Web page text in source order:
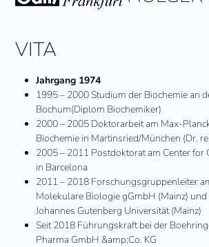
VITA
Jahrgang 1974
1995 – 2000 Studium der Biochemie an
Bochum(Diplom Biochemiker)
2000 – 2005 Doktorarbeit am Max-
Biochemie in Martinsried/München (Dr.
2005 – 2011 Postdoktorat am Center for
in Barcelona
2011 – 2018 Forschungsgruppenleiter
Molekulare Biologie gGmbH (Mainz) und
Johannes Gutenberg Universität (Mainz)
Seit 2018 Führungskraft bei der
Pharma GmbH &amp;Co. KG